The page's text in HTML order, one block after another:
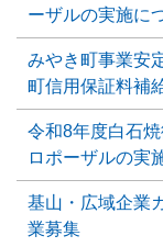
ーザルの実施に
みやき町事業安
町信用保証料補
令和8年度白石
ロポーザルの実
基山・広域企業
業募集